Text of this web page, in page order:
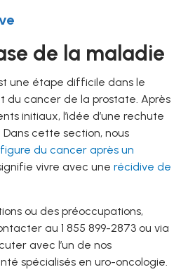
de la maladie
une étape difficile dans le
du cancer de la prostate. Après
initiaux, l’idée d’une rechute
cette section, nous
du cancer après un
vivre avec une récidive de
ou des préoccupations,
au 1 855 899-2873 ou via
avec l’un de nos
spécialisés en uro-oncologie.